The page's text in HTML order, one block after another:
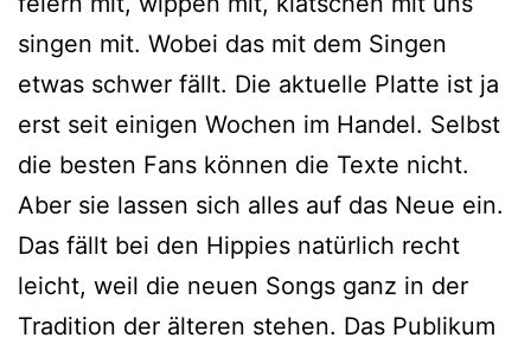
singen mit. Wobei das mit dem Singen
etwas schwer fällt. Die aktuelle Platte ist ja
erst seit einigen Wochen im Handel. Selbst
die besten Fans können die Texte nicht.
Aber sie lassen sich alles auf das Neue ein.
Das fällt bei den Hippies natürlich recht
leicht, weil die neuen Songs ganz in der
Tradition der älteren stehen. Das Publikum